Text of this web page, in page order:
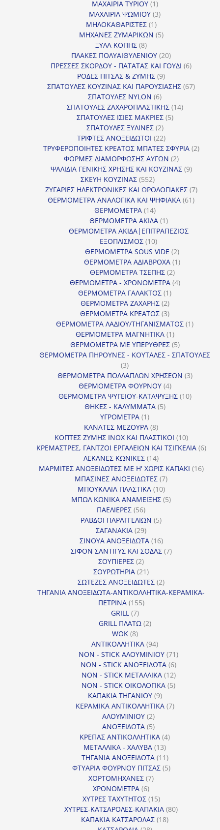
ΜΑΧΑΙΡΙΑ ΤΥΡΙΟΥ 11
προϊόν
ΜΑΧΑΙΡΙΑ ΨΩΜΙΟΥ 33
ΜΗΛΟΚΑΘΑΡΙΣΤΕΣ 11
προϊόν
ΜΗΧΑΝΕΣ ΖΥΜΑΡΙΚΩΝ 55
ΞΥΛΑ ΚΟΠΗΣ 88
προϊόντα
ΠΛΑΚΕΣ ΠΟΛΥΑΙΘΥΛΕΝΙΟΥ 2020
προϊόντα
ΠΡΕΣΣΕΣ ΣΚΟΡΔΟΥ - ΠΑΤΑΤΑΣ ΚΑΙ ΓΟΥΔΙ 66
ΡΟΔΕΣ ΠΙΤΣΑΣ & ΖΥΜΗΣ 99
προϊόντα
ΣΠΑΤΟΥΛΕΣ ΚΟΥΖΙΝΑΣ ΚΑΙ ΠΑΡΟΥΣΙΑΣΗΣ 6767
ΣΠΑΤΟΥΛΕΣ NYLON 66
προϊόντα
ΣΠΑΤΟΥΛΕΣ ΖΑΧΑΡΟΠΛΑΣΤΙΚΗΣ 1414
ΣΠΑΤΟΥΛΕΣ ΙΣΙΕΣ ΜΑΚΡΙΕΣ 55
ΣΠΑΤΟΥΛΕΣ ΞΥΛΙΝΕΣ 22
προϊόντα
ΤΡΙΦΤΕΣ ΑΝΟΞΕΙΔΩΤΟΙ 2222
προϊόντα
ΤΡΥΦΕΡΟΠΟΙΗΤΕΣ ΚΡΕΑΤΟΣ ΜΠΑΤΕΣ ΣΦΥΡΙΑ 22
ΦΟΡΜΕΣ ΔΙΑΜΟΡΦΩΣΗΣ ΑΥΓΩΝ 22
προϊόντα
ΨΑΛΙΔΙΑ ΓΕΝΙΚΗΣ ΧΡΗΣΗΣ ΚΑΙ ΚΟΥΖΙΝΑΣ 99
ΣΚΕΥΗ ΚΟΥΖΙΝΑΣ 552552
προϊόντα
ΖΥΓΑΡΙΕΣ ΗΛΕΚΤΡΟΝΙΚΕΣ ΚΑΙ ΩΡΟΛΟΓΙΑΚΕΣ 77
ΘΕΡΜΟΜΕΤΡΑ ΑΝΑΛΟΓΙΚΑ ΚΑΙ ΨΗΦΙΑΚΑ 6161
ΘΕΡΜΟΜΕΤΡΑ 1414
προϊόντα
ΘΕΡΜΟΜΕΤΡΑ ΑΚΙΔΑ 11
προϊόν
ΘΕΡΜΟΜΕΤΡΑ ΑΚΙΔΑ|ΕΠΙΤΡΑΠΕΖΙΟΣ
ΕΞΟΠΛΙΣΜΟΣ 1010
προϊόντα
ΘΕΡΜΟΜΕΤΡΑ SOUS VIDE 22
προϊόντα
ΘΕΡΜΟΜΕΤΡΑ ΑΔΙΑΒΡΟΧΑ 11
ΘΕΡΜΟΜΕΤΡΑ ΤΣΕΠΗΣ 22
προϊόντα
ΘΕΡΜΟΜΕΤΡΑ - ΧΡΟΝΟΜΕΤΡΑ 44
ΘΕΡΜΟΜΕΤΡΑ ΓΑΛΑΚΤΟΣ 11
προϊόν
ΘΕΡΜΟΜΕΤΡΑ ΖΑΧΑΡΗΣ 22
προϊόντα
ΘΕΡΜΟΜΕΤΡΑ ΚΡΕΑΤΟΣ 33
προϊόντα
ΘΕΡΜΟΜΕΤΡΑ ΛΑΔΙΟΥ/ΤΗΓΑΝΙΣΜΑΤΟΣ 11
ΘΕΡΜΟΜΕΤΡΑ ΜΑΓΝΗΤΙΚΑ 11
προϊόν
ΘΕΡΜΟΜΕΤΡΑ ΜΕ ΥΠΕΡΥΘΡΕΣ 55
προϊόντα
ΘΕΡΜΟΜΕΤΡΑ ΠΗΡΟΥΝΕΣ - ΚΟΥΤΑΛΕΣ - ΣΠΑΤΟΥΛΕΣ
33
προϊόντα
ΘΕΡΜΟΜΕΤΡΑ ΠΟΛΛΑΠΛΩΝ ΧΡΗΣΕΩΝ 33
ΘΕΡΜΟΜΕΤΡΑ ΦΟΥΡΝΟΥ 44
προϊόντα
ΘΕΡΜΟΜΕΤΡΑ ΨΥΓΕΙΟΥ-ΚΑΤΑΨΥΞΗΣ 1010
ΘΗΚΕΣ - ΚΑΛΥΜΜΑΤΑ 55
ΥΓΡΟΜΕΤΡΑ 11
προϊόν
ΚΑΝΑΤΕΣ ΜΕΖΟΥΡΑ 88
προϊόντα
ΚΟΠΤΕΣ ΖΥΜΗΣ INOX ΚΑΙ ΠΛΑΣΤΙΚΟΙ 1010
προϊόντα
ΚΡΕΜΑΣΤΡΕΣ, ΓΑΝΤΖΟΙ ΕΡΓΑΛΕΙΩΝ ΚΑΙ ΤΣΙΓΚΕΛΙΑ 66
ΛΕΚΑΝΕΣ ΚΩΝΙΚΕΣ 1414
προϊόντα
ΜΑΡΜΙΤΕΣ ΑΝΟΞΕΙΔΩΤΕΣ ΜΕ Η' ΧΩΡΙΣ ΚΑΠΑΚΙ 1616
ΜΠΑΣΙΝΕΣ ΑΝΟΞΕΙΔΩΤΕΣ 77
ΜΠΟΥΚΑΛΙΑ ΠΛΑΣΤΙΚΑ 1010
προϊόντα
ΜΠΩΛ ΚΩΝΙΚΑ ΑΝΑΜΕΙΞΗΣ 55
ΠΑΕΛΙΕΡΕΣ 5656
προϊόντα
ΡΑΒΔΟΙ ΠΑΡΑΓΓΕΛΙΩΝ 55
ΣΑΓΑΝΑΚΙΑ 2929
προϊόντα
ΣΙΝΟΥΑ ΑΝΟΞΕΙΔΩΤΑ 1616
προϊόντα
ΣΙΦΟΝ ΣΑΝΤΙΓΥΣ ΚΑΙ ΣΟΔΑΣ 77
ΣΟΥΠΙΕΡΕΣ 22
προϊόντα
ΣΟΥΡΩΤΗΡΙΑ 2121
προϊόντα
ΣΩΤΕΖΕΣ ΑΝΟΞΕΙΔΩΤΕΣ 22
προϊόντα
ΤΗΓΑΝΙΑ ΑΝΟΞΕΙΔΩΤΑ-ΑΝΤΙΚΟΛΛΗΤΙΚΑ-ΚΕΡΑΜΙΚΑ-
ΠΕΤΡΙΝΑ 155155
GRILL 77
προϊόντα
GRILL ΠΛΑΤΩ 22
WOK 88
προϊόντα
ΑΝΤΙΚΟΛΛΗΤΙΚΑ 9494
προϊόντα
NON - STICK ΑΛΟΥΜΙΝΙΟΥ 7171
προϊόντα
NON - STICK ΑΝΟΞΕΙΔΩΤΑ 66
προϊόντα
NON - STICK ΜΕΤΑΛΛΙΚΑ 1212
προϊόντα
NON - STICK ΟΙΚΟΛΟΓΙΚΑ 55
ΚΑΠΑΚΙΑ ΤΗΓΑΝΙΟΥ 99
προϊόντα
ΚΕΡΑΜΙΚΑ ΑΝΤΙΚΟΛΛΗΤΙΚΑ 77
ΑΛΟΥΜΙΝΙΟΥ 22
προϊόντα
ΑΝΟΞΕΙΔΩΤΑ 55
προϊόντα
ΚΡΕΠΑΣ ΑΝΤΙΚΟΛΛΗΤΙΚΑ 44
ΜΕΤΑΛΛΙΚΑ - ΧΑΛΥΒΑ 1313
προϊόντα
ΤΗΓΑΝΙΑ ΑΝΟΞΕΙΔΩΤΑ 1111
προϊόντα
ΦΤΥΑΡΙΑ ΦΟΥΡΝΟΥ ΠΙΤΣΑΣ 55
ΧΟΡΤΟΜΗΧΑΝΕΣ 77
ΧΡΟΝΟΜΕΤΡΑ 66
προϊόντα
ΧΥΤΡΕΣ ΤΑΧΥΤΗΤΟΣ 1515
προϊόντα
ΧΥΤΡΕΣ-ΚΑΤΣΑΡΟΛΕΣ-ΚΑΠΑΚΙΑ 8080
ΚΑΠΑΚΙΑ ΚΑΤΣΑΡΟΛΑΣ 1818